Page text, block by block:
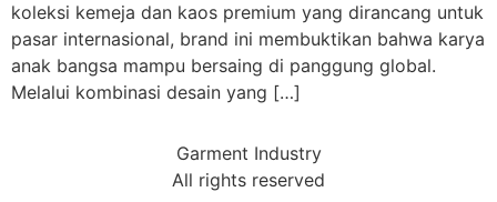
koleksi kemeja dan kaos premium yang dirancang untuk
pasar internasional, brand ini membuktikan bahwa karya
anak bangsa mampu bersaing di panggung global.
Melalui kombinasi desain yang […]
Garment Industry
All rights reserved